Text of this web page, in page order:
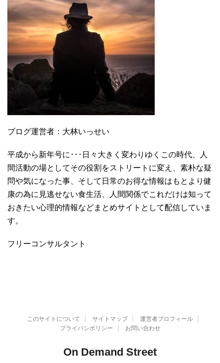
ブログ運営者：大林いっせい
平成から新年号に･･･日々大きく変わりゆくこの時代、人
間活動の場としてその役割をストリートに変え、素朴な疑
問や気になった事、そして日常のお得な情報はもとより健
康の為に見逃せない食生活、人間関係でこれだけは知って
おきたい心理的情報などまとめサイトとして配信していま
す。
フリーコンサルタント
このサイトについて サイトマップ
運営者プロフィール
プライバシポリシー
お問い合わせ
On Demand Street